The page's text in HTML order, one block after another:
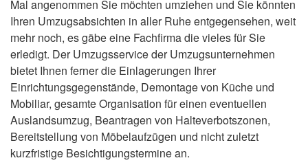
Mal angenommen Sie möchten umziehen und Sie könnten
Ihren Umzugsabsichten in aller Ruhe entgegensehen, weit
mehr noch, es gäbe eine Fachfirma die vieles für Sie
erledigt. Der Umzugsservice der Umzugsunternehmen
bietet Ihnen ferner die Einlagerungen Ihrer
Einrichtungsgegenstände, Demontage von Küche und
Mobiliar, gesamte Organisation für einen eventuellen
Auslandsumzug, Beantragen von Halteverbotszonen,
Bereitstellung von Möbelaufzügen und nicht zuletzt
kurzfristige Besichtigungstermine an.